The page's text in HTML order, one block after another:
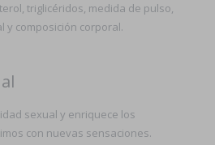
triglicéridos, medida de pulso,
y composición corporal.
sexual y enriquece los
con nuevas sensaciones.